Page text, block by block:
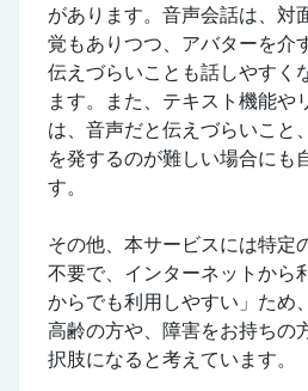
があります。音声会話は、対
覚もありつつ、アバターを介
伝えづらいことも話しやすく
ます。また、テキスト機能や
は、音声だと伝えづらいこと
を発するのが難しい場合にも
す。
その他、本サービスには特定
不要で、インターネットから
からでも利用しやすい」ため
高齢の方や、障害をお持ちの
択肢になると考えています。